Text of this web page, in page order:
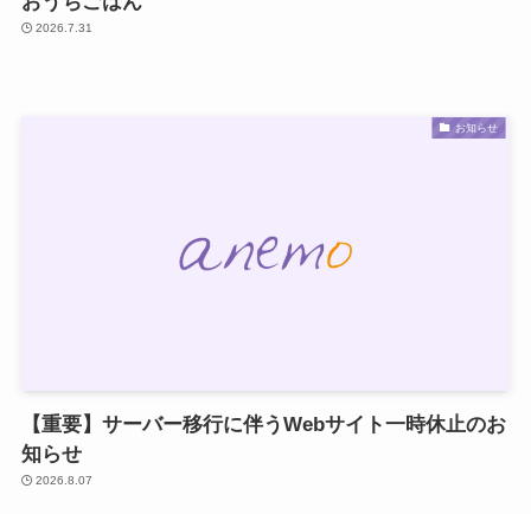
2026.7.31
お知らせ
【重要】サーバー移行に伴うWebサイト一時休止のお
知らせ
2026.8.07